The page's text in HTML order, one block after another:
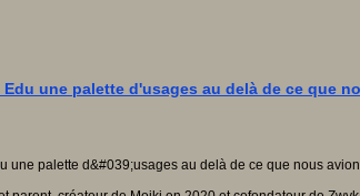
une palette d'usages au delà de ce que